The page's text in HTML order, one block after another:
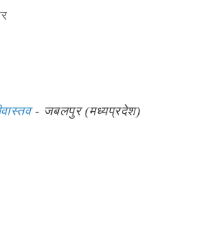
- जबलपुर (मध्यप्रदेश)